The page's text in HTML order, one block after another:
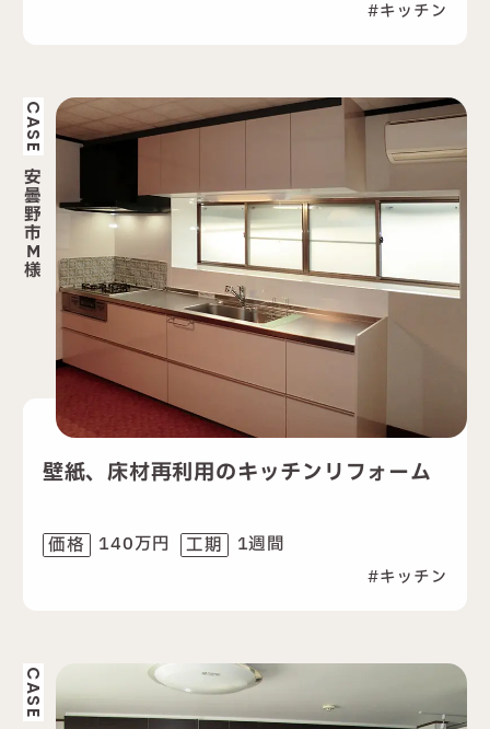
キッチン
CASE
安
曇
野
市
M
様
壁紙、床材再利用のキッチンリフォーム
価格 140万円 工期 1週間
キッチン
CASE